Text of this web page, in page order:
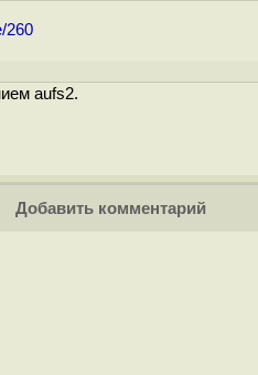
260
aufs2.
Добавить комментарий